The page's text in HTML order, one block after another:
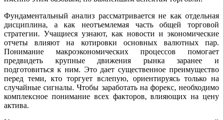
Фундаментальный анализ рассматривается не как отдельная
дисциплина, а как неотъемлемая часть общей торговой
стратегии. Учащиеся узнают, как новости и экономические
отчеты влияют на котировки основных валютных пар.
Понимание макроэкономических процессов помогает
предвидеть крупные движения рынка заранее и
подготовиться к ним. Это дает существенное преимущество
перед теми, кто торгует вслепую, ориентируясь только на
случайные сигналы. Чтобы заработать на форекс, необходимо
комплексное понимание всех факторов, влияющих на цену
актива.